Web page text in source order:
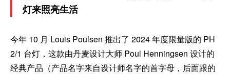
灯来照亮生活
今年 10 月 Louis Poulsen 推出了 2024 年度限量版的 PH
2/1 台灯，这款由丹麦设计大师 Poul Henningsen 设计的
经典产品（产品名字来自设计师名字的首字母，后面跟的